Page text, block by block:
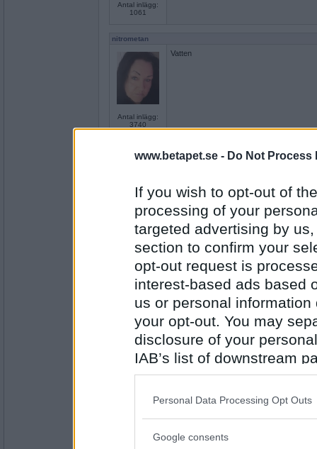
www.betapet.se - Do Not Process
If you wish to opt-out of
processing of your
targeted advertising by
section to confirm your
opt-out request is
interest-based ads based
us or personal
your opt-out. You may
disclosure of your
IAB’s list of downstream
also be disclosed by us
Downstream Participants
Please note that this
Personal Data Processing Opt Outs
Google consents
Antal inlägg:
1061
nitrometan
Antal inlägg:
3740
Vatten
- Ej medlem längre
Antal inlägg:
9234
Antal inlägg:
22535
Kaffe m laktosfri mjölk